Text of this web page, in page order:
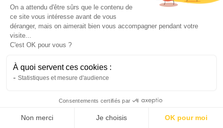
courants. Exemple : les incendies, les
dégâts des eaux, etc.
Vous êtes propriétaire
Tel est le cas si vous utilisez votre bien ou
présente quelques avantages incontestables :
On a attendu d'être sûrs que le contenu de
ce site vous intéresse avant de vous
déranger, mais on aimerait bien vous accompagner pendant votre
visite...
C'est OK pour vous ?
À quoi servent ces cookies :
Statistiques et mesure d'audience
Consentements certifiés par
Non merci Je choisis OK pour moi